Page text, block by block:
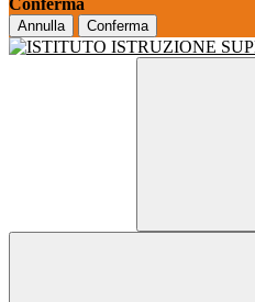
Conferma
Annulla Conferma